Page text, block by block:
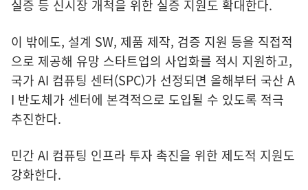
실증 등 신시장 개척을 위한 실증 지원도 확대한다.
이 밖에도, 설계 SW, 제품 제작, 검증 지원 등을 직접적
으로 제공해 유망 스타트업의 사업화를 적시 지원하고,
국가 AI 컴퓨팅 센터(SPC)가 선정되면 올해부터 국산 A
I 반도체가 센터에 본격적으로 도입될 수 있도록 적극
추진한다.
민간 AI 컴퓨팅 인프라 투자 촉진을 위한 제도적 지원도
강화한다.